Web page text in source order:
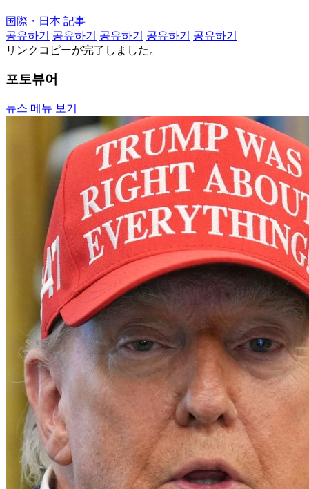
国際・日本 記事
공유하기
공유하기 공유하기 공유하기
공유하기
リンクコピーが完了しました。
포토뷰어
뉴스 메뉴 보기